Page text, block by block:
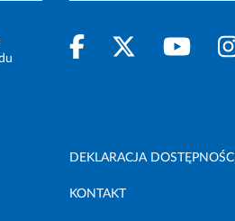
DEKLARACJA DOSTĘPNOŚCI
KONTAKT